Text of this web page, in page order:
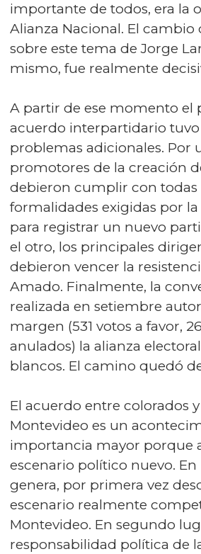
importante de todos, era la
Alianza Nacional. El cambio
sobre este tema de Jorge
mismo, fue realmente
A partir de ese momento el
acuerdo interpartidario
problemas adicionales. Por
promotores de la creación
debieron cumplir con todas
formalidades exigidas por la
para registrar un nuevo
el otro, los principales
debieron vencer la
Amado. Finalmente, la
realizada en setiembre
margen (531 votos a favor,
anulados) la alianza
blancos. El camino quedó
El acuerdo entre colorados
Montevideo es un
importancia mayor porque
escenario político nuevo.
genera, por primera vez
escenario realmente
Montevideo. En segundo
responsabilidad política de